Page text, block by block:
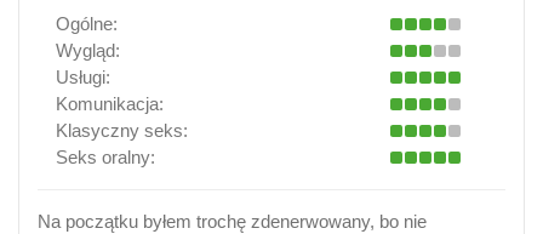
Ogólne:
Wygląd:
Usługi:
Komunikacja:
Klasyczny seks:
Seks oralny:
Na początku byłem trochę zdenerwowany, bo nie